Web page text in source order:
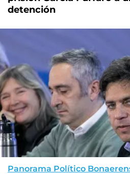
detención
Panorama Político